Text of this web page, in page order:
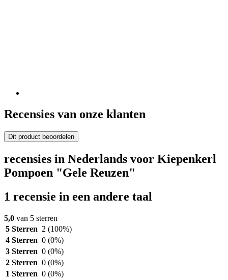
Recensies van onze klanten
Dit product beoordelen
recensies in Nederlands voor Kiepenkerl
Pompoen "Gele Reuzen"
1 recensie in een andere taal
5,0 van 5 sterren
5 Sterren 2 (100%)
4 Sterren 0 (0%)
3 Sterren 0 (0%)
2 Sterren 0 (0%)
1 Sterren 0 (0%)